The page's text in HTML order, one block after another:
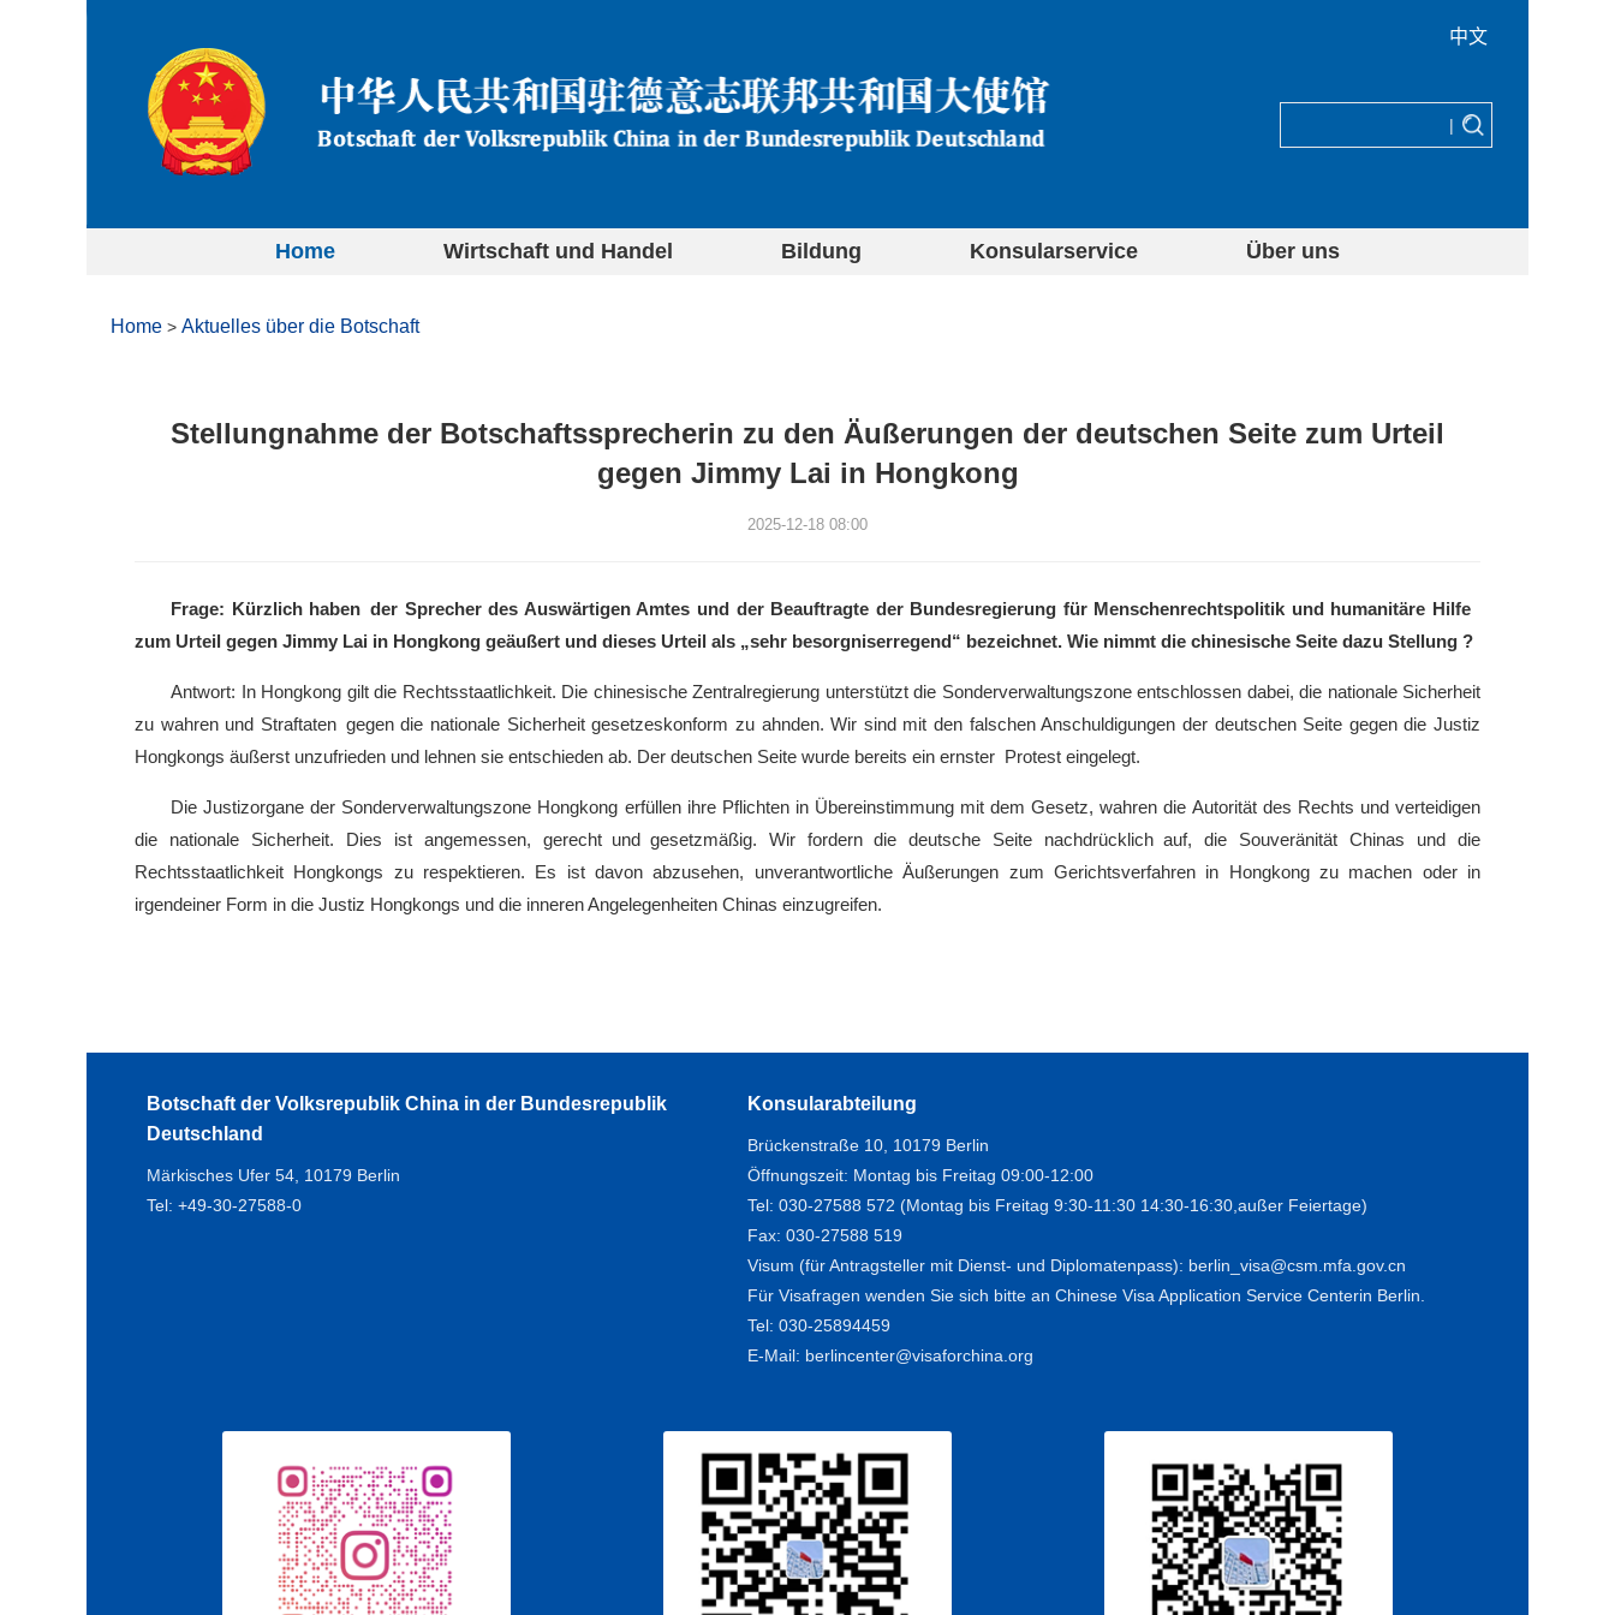
中文
|
Home Wirtschaft und Handel Bildung Konsularservice Über uns
Home > Aktuelles über die Botschaft
Stellungnahme der Botschaftssprecherin zu den Äußerungen der deutschen Seite zum Urteil
gegen Jimmy Lai in Hongkong
2025-12-18 08:00
Frage: Kürzlich haben der Sprecher des Auswärtigen Amtes und der Beauftragte der Bundesregierung für Menschenrechtspolitik und humanitäre Hilfe
zum Urteil gegen Jimmy Lai in Hongkong geäußert und dieses Urteil als „sehr besorgniserregend“ bezeichnet. Wie nimmt die chinesische Seite dazu Stellung ?
Antwort: In Hongkong gilt die Rechtsstaatlichkeit. Die chinesische Zentralregierung unterstützt die Sonderverwaltungszone entschlossen dabei, die nationale Sicherheit
zu wahren und Straftaten gegen die nationale Sicherheit gesetzeskonform zu ahnden. Wir sind mit den falschen Anschuldigungen der deutschen Seite gegen die Justiz
Hongkongs äußerst unzufrieden und lehnen sie entschieden ab. Der deutschen Seite wurde bereits ein ernster Protest eingelegt.
Die Justizorgane der Sonderverwaltungszone Hongkong erfüllen ihre Pflichten in Übereinstimmung mit dem Gesetz, wahren die Autorität des Rechts und verteidigen
die nationale Sicherheit. Dies ist angemessen, gerecht und gesetzmäßig. Wir fordern die deutsche Seite nachdrücklich auf, die Souveränität Chinas und die
Rechtsstaatlichkeit Hongkongs zu respektieren. Es ist davon abzusehen, unverantwortliche Äußerungen zum Gerichtsverfahren in Hongkong zu machen oder in
irgendeiner Form in die Justiz Hongkongs und die inneren Angelegenheiten Chinas einzugreifen.
Botschaft der Volksrepublik China in der Bundesrepublik
Deutschland
Märkisches Ufer 54, 10179 Berlin
Tel: +49-30-27588-0
Konsularabteilung
Brückenstraße 10, 10179 Berlin
Öffnungszeit: Montag bis Freitag 09:00-12:00
Tel: 030-27588 572 (Montag bis Freitag 9:30-11:30 14:30-16:30,außer Feiertage)
Fax: 030-27588 519
Visum (für Antragsteller mit Dienst- und Diplomatenpass): berlin_visa@csm.mfa.gov.cn
Für Visafragen wenden Sie sich bitte an Chinese Visa Application Service Centerin Berlin.
Tel: 030-25894459
E-Mail: berlincenter@visaforchina.org